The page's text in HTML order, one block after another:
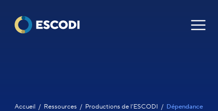
Accueil / Ressources / Productions de l’ESCODI / Dépendance